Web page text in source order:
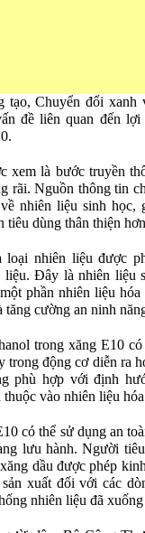
Chuyển đổi xanh
đề liên quan đến
xem là bước truyền
rãi. Nguồn thông tin
nhiên liệu sinh học,
tiêu dùng thân thiện
loại nhiên liệu được
liệu. Đây là nhiên liệu
phần nhiên liệu
cường an ninh
trong xăng E10
trong động cơ diễn ra
phù hợp với định
vào nhiên liệu
có thể sử dụng an
lưu hành. Người
dầu được phép
xuất đối với các
nhiên liệu đã xuống